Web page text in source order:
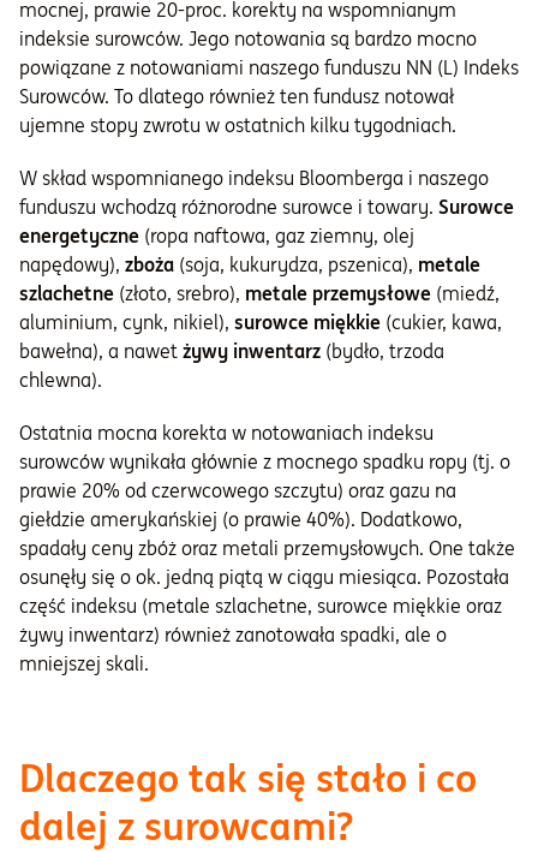
mocnej, prawie 20-proc. korekty na wspomnianym
indeksie surowców. Jego notowania są bardzo mocno
powiązane z notowaniami naszego funduszu NN (L) Indeks
Surowców. To dlatego również ten fundusz notował
ujemne stopy zwrotu w ostatnich kilku tygodniach.
W skład wspomnianego indeksu Bloomberga i naszego
funduszu wchodzą różnorodne surowce i towary. Surowce
energetyczne (ropa naftowa, gaz ziemny, olej
napędowy), zboża (soja, kukurydza, pszenica), metale
szlachetne (złoto, srebro), metale przemysłowe (miedź,
aluminium, cynk, nikiel), surowce miękkie (cukier, kawa,
bawełna), a nawet żywy inwentarz (bydło, trzoda
chlewna).
Ostatnia mocna korekta w notowaniach indeksu
surowców wynikała głównie z mocnego spadku ropy (tj. o
prawie 20% od czerwcowego szczytu) oraz gazu na
giełdzie amerykańskiej (o prawie 40%). Dodatkowo,
spadały ceny zbóż oraz metali przemysłowych. One także
osunęły się o ok. jedną piątą w ciągu miesiąca. Pozostała
część indeksu (metale szlachetne, surowce miękkie oraz
żywy inwentarz) również zanotowała spadki, ale o
mniejszej skali.
Dlaczego tak się stało i co
dalej z surowcami?